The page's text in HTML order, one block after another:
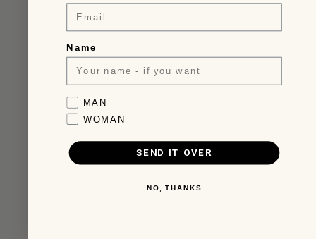
Email
Name
Favorite collection
MAN
WOMAN
SEND IT OVER
NO, THANKS